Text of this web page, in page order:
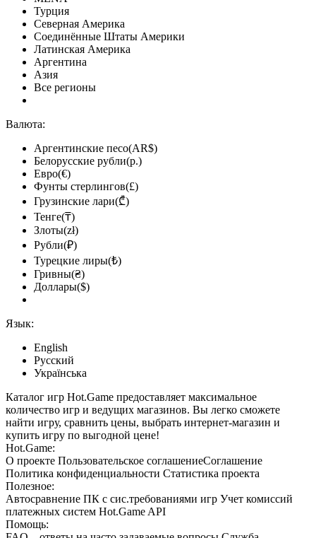
Турция
Северная Америка
Соединённые Штаты Америки
Латинская Америка
Аргентина
Азия
Все регионы
Валюта:
Аргентинские песо(AR$)
Белорусские рубли(р.)
Евро(€)
Фунты стерлингов(£)
Грузинские лари(₾)
Тенге(₸)
Злоты(zł)
Рубли(₽)
Турецкие лиры(₺)
Гривны(₴)
Доллары($)
Язык:
English
Русский
Українська
Каталог игр Hot.Game предоставляет максимальное
количество игр и ведущих магазинов. Вы легко сможете
найти игру, сравнить цены, выбрать интернет-магазин и
купить игру по выгодной цене!
Hot.Game:
О проекте Пользовательское соглашениеСоглашение
Политика конфиденциальности Статистика проекта
Полезное:
Автосравнение ПК с сис.требованиями игр Учет комиссий
платежных систем Hot.Game API
Помощь: